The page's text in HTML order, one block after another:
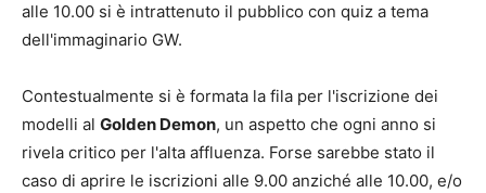
alle 10.00 si è intrattenuto il pubblico con quiz a tema
dell'immaginario GW.
Contestualmente si è formata la fila per l'iscrizione dei
modelli al Golden Demon, un aspetto che ogni anno si
rivela critico per l'alta affluenza. Forse sarebbe stato il
caso di aprire le iscrizioni alle 9.00 anziché alle 10.00, e/o